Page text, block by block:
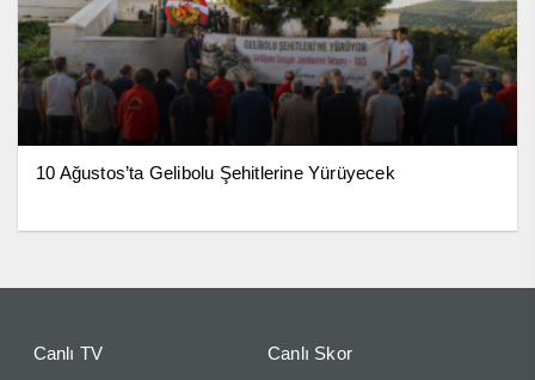
10 Ağustos’ta Gelibolu Şehitlerine Yürüyecek
Canlı TV
Canlı Skor